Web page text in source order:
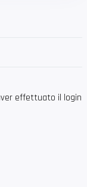
effettuato il login